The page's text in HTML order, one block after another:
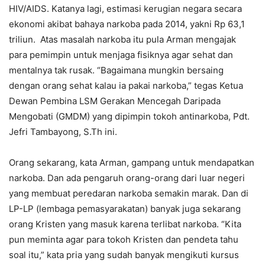
HIV/AIDS. Katanya lagi, estimasi kerugian negara secara
ekonomi akibat bahaya narkoba pada 2014, yakni Rp 63,1
triliun. Atas masalah narkoba itu pula Arman mengajak
para pemimpin untuk menjaga fisiknya agar sehat dan
mentalnya tak rusak. “Bagaimana mungkin bersaing
dengan orang sehat kalau ia pakai narkoba,” tegas Ketua
Dewan Pembina LSM Gerakan Mencegah Daripada
Mengobati (GMDM) yang dipimpin tokoh antinarkoba, Pdt.
Jefri Tambayong, S.Th ini.
Orang sekarang, kata Arman, gampang untuk mendapatkan
narkoba. Dan ada pengaruh orang-orang dari luar negeri
yang membuat peredaran narkoba semakin marak. Dan di
LP-LP (lembaga pemasyarakatan) banyak juga sekarang
orang Kristen yang masuk karena terlibat narkoba. “Kita
pun meminta agar para tokoh Kristen dan pendeta tahu
soal itu,” kata pria yang sudah banyak mengikuti kursus